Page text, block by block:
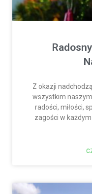
Z okazji
wszystkim
radości, miłości,
zagości w